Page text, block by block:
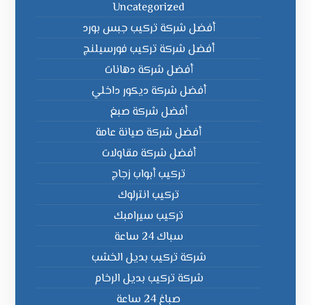
Uncategorized
أفضل شركة تركيب جبس بورد
أفضل شركة تركيب فورسيلنج
أفضل شركة دهانات
أفضل شركة ديكور داخلي
أفضل شركة صبغ
أفضل شركة صيانة عامة
أفضل شركة مقاولات
تركيب أبواب زجاج
تركيب انترلوك
تركيب سيرامبك
سباك 24 ساعة
شركة تركيب بديل الخشب
شركة تركيب بديل الرخام
صباغ 24 ساعة